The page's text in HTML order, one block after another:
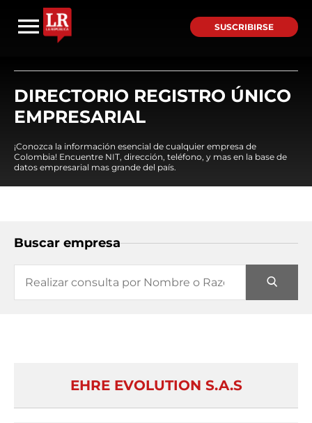
SUSCRIBIRSE
DIRECTORIO REGISTRO ÚNICO
EMPRESARIAL
¡Conozca la información esencial de cualquier empresa de
Colombia! Encuentre NIT, dirección, teléfono, y mas en la base de
datos empresarial mas grande del país.
Buscar empresa
EHRE EVOLUTION S.A.S